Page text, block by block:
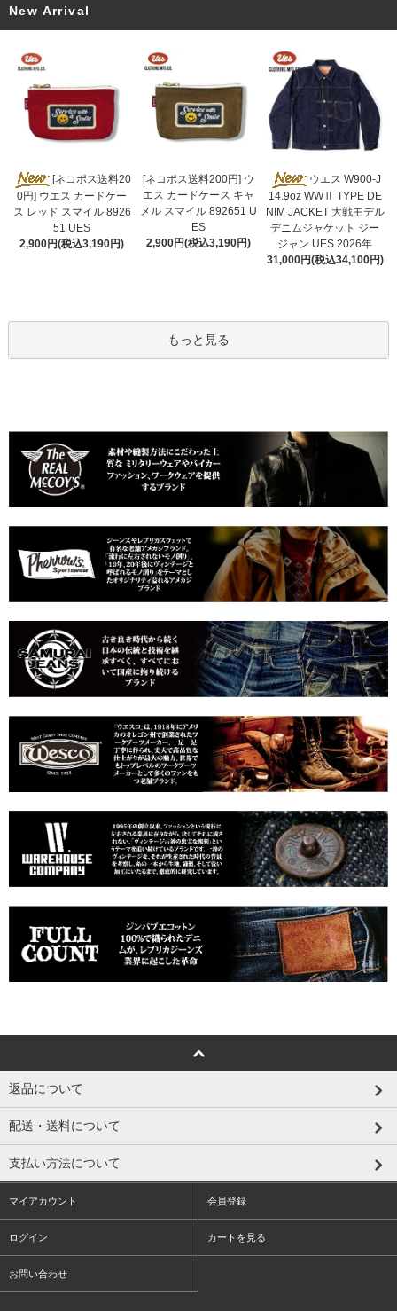
New Arrival
[ネコポス送料20
0円] ウエス カードケー
ス レッド スマイル 8926
51 UES
2,900円(税込3,190円)
[ネコポス送料200円] ウ
エス カードケース キャ
メル スマイル 892651 U
ES
2,900円(税込3,190円)
ウエス W900-J
14.9oz WWⅡ TYPE DE
NIM JACKET 大戦モデル
デニムジャケット ジー
ジャン UES 2026年
31,000円(税込34,100円)
もっと見る
返品について
配送・送料について
支払い方法について
マイアカウント 会員登録
ログイン カートを見る
お問い合わせ